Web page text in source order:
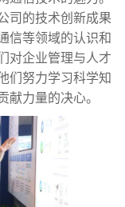
司的技术创新成果
信等领域的认识和
对企业管理与人才
们努力学习科学知
献力量的决心。